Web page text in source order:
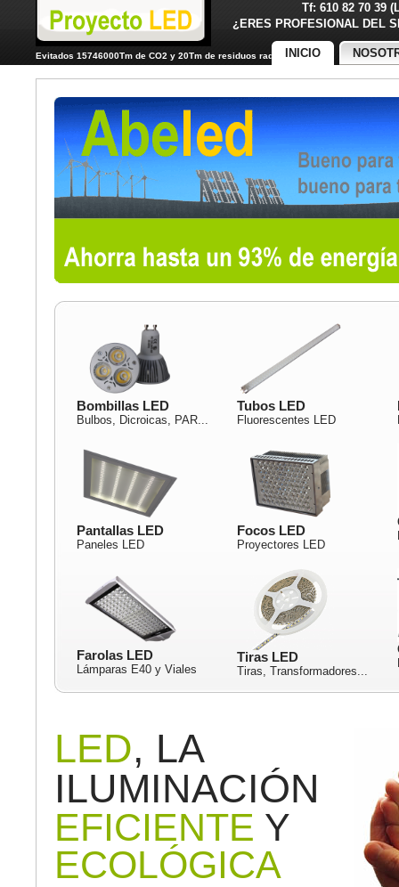
Tf: 610 82 70 39
¿ERES PROFESIONAL
Evitados 15746000Tm de CO2 y 20Tm de residuos radiactivos
INICIO
Bombillas LED
Bulbos, Dicroicas, PAR...
Tubos LED
Fluorescentes LED
Pantallas LED
Paneles LED
Focos LED
Proyectores LED
Farolas LED
Lámparas E40 y Viales
Tiras LED
Tiras, Transformadores...
LED, LA
ILUMINACIÓN
EFICIENTE Y
ECOLÓGICA